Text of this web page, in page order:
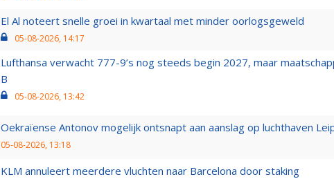
El Al noteert snelle groei in kwartaal met minder oorlogsgeweld
05-08-2026, 14:17
Lufthansa verwacht 777-9’s nog steeds begin 2027, maar
B
05-08-2026, 13:42
Oekraïense Antonov mogelijk ontsnapt aan aanslag op luchthaven
05-08-2026, 13:18
KLM annuleert meerdere vluchten naar Barcelona door staking